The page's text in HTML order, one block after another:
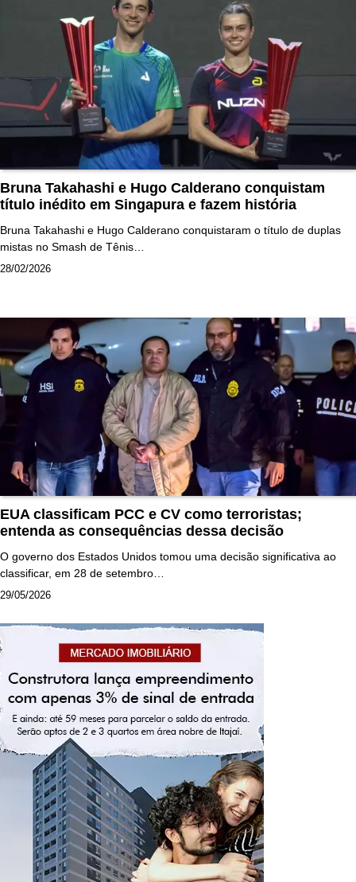
Bruna Takahashi e Hugo Calderano conquistam
título inédito em Singapura e fazem história
Bruna Takahashi e Hugo Calderano conquistaram o título de duplas
mistas no Smash de Tênis…
28/02/2026
EUA classificam PCC e CV como terroristas;
entenda as consequências dessa decisão
O governo dos Estados Unidos tomou uma decisão significativa ao
classificar, em 28 de setembro…
29/05/2026